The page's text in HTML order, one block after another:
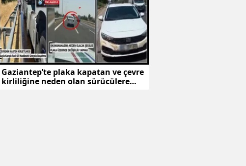
Gaziantep’te plaka kapatan ve çevre
kirliliğine neden olan sürücülere